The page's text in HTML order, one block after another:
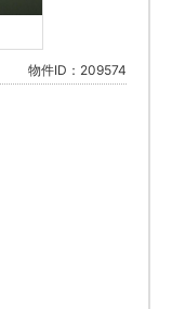
物件ID：209574